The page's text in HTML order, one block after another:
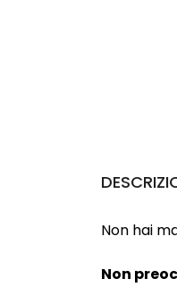
Non hai
Non